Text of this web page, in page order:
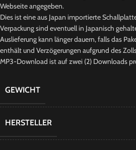
Webseite angegeben.
Dies ist eine aus Japan importierte
Verpackung sind eventuell in Japanisch
Auslieferung kann länger dauern, falls das
enthält und Verzögerungen aufgrund des
MP3-Download ist auf zwei (2) Downloads
GEWICHT
HERSTELLER